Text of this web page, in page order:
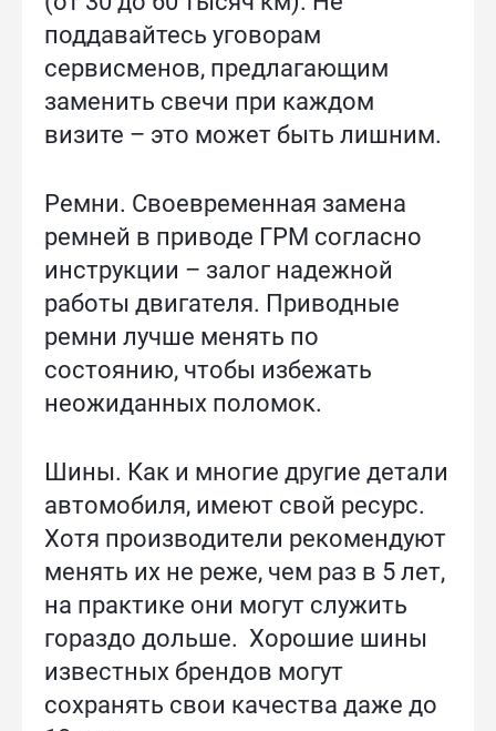
поддавайтесь уговорам
сервисменов, предлагающим
заменить свечи при каждом
визите – это может быть лишним.
Ремни. Своевременная замена
ремней в приводе ГРМ согласно
инструкции – залог надежной
работы двигателя. Приводные
ремни лучше менять по
состоянию, чтобы избежать
неожиданных поломок.
Шины. Как и многие другие детали
автомобиля, имеют свой ресурс.
Хотя производители рекомендуют
менять их не реже, чем раз в 5 лет,
на практике они могут служить
гораздо дольше. Хорошие шины
известных брендов могут
сохранять свои качества даже до